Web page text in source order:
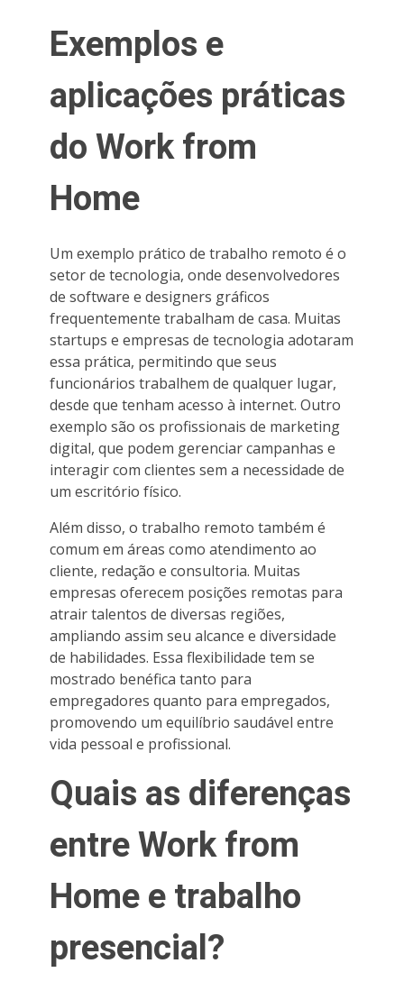
Exemplos e
aplicações práticas
do Work from
Home
Um exemplo prático de trabalho remoto é o
setor de tecnologia, onde desenvolvedores
de software e designers gráficos
frequentemente trabalham de casa. Muitas
startups e empresas de tecnologia adotaram
essa prática, permitindo que seus
funcionários trabalhem de qualquer lugar,
desde que tenham acesso à internet. Outro
exemplo são os profissionais de marketing
digital, que podem gerenciar campanhas e
interagir com clientes sem a necessidade de
um escritório físico.
Além disso, o trabalho remoto também é
comum em áreas como atendimento ao
cliente, redação e consultoria. Muitas
empresas oferecem posições remotas para
atrair talentos de diversas regiões,
ampliando assim seu alcance e diversidade
de habilidades. Essa flexibilidade tem se
mostrado benéfica tanto para
empregadores quanto para empregados,
promovendo um equilíbrio saudável entre
vida pessoal e profissional.
Quais as diferenças
entre Work from
Home e trabalho
presencial?